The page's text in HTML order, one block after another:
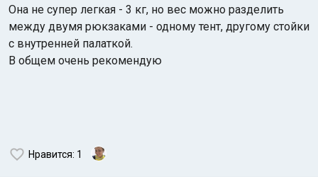
Она не супер легкая - 3 кг, но вес можно разделить
между двумя рюкзаками - одному тент, другому стойки
с внутренней палаткой.
В общем очень рекомендую
Нравится: 1